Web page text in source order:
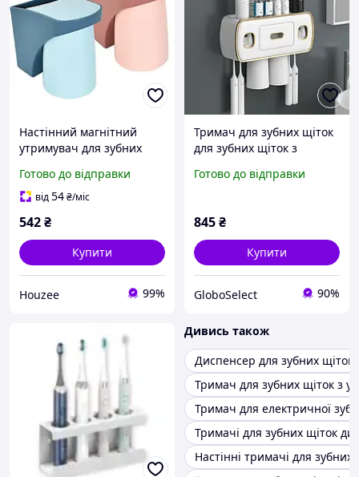
Настінний магнітний
утримувач для зубних
ванної кімнати без
свердління
Готово до відправки
від54₴/міс
542₴
Купити
Houzee 99%
Тримач для зубних щіток
для зубних щіток з
TOOTHBRUSH HOLDER XL-
Готово до відправки
845₴
Купити
GloboSelect 90%
Дивись також
Диспенсер для зубних щіток
Тримач для зубних щіток з
Тримач для електричної
Тримачі для зубних щіток
Настінні тримачі для зубних